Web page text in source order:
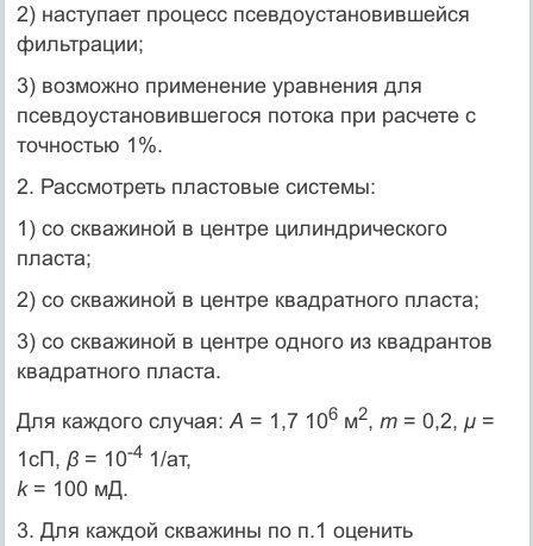
2) наступает процесс псевдоустановившейся
фильтрации;
3) возможно применение уравнения для
псевдоустановившегося потока при расчете с
точностью 1%.
2. Рассмотреть пластовые системы:
1) со скважиной в центре цилиндрического
пласта;
2) со скважиной в центре квадратного пласта;
3) со скважиной в центре одного из квадрантов
квадратного пласта.
Для каждого случая: А = 1,7 106м2, m= 0,2, μ =
1сП, β= 10-41/ат,
k= 100 мД.
3. Для каждой скважины по п.1 оценить